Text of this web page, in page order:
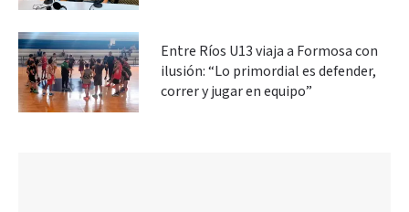
Entre Ríos U13 viaja a Formosa con
ilusión: “Lo primordial es defender,
correr y jugar en equipo”